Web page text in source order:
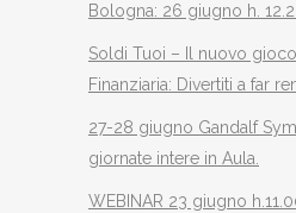
Bologna: 26 giugno h.
Soldi Tuoi – Il nuovo
Finanziaria: Divertiti a far
27-28 giugno Gandalf
giornate intere in Aula.
WEBINAR 23 giugno